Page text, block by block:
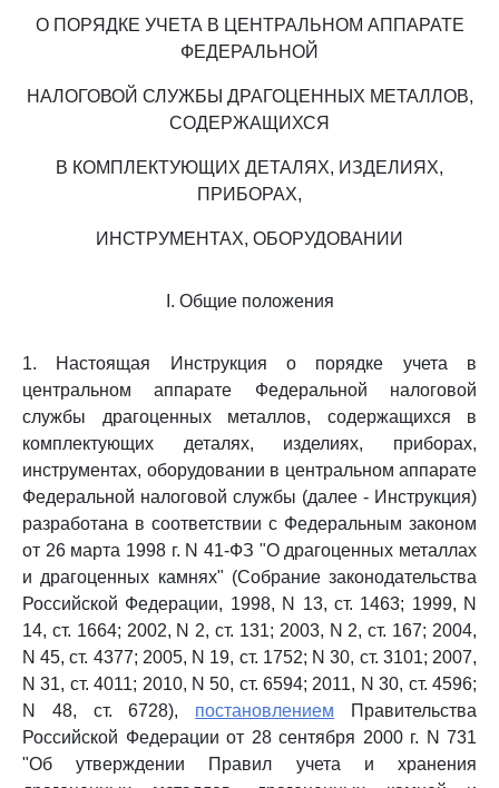
О ПОРЯДКЕ УЧЕТА В ЦЕНТРАЛЬНОМ АППАРАТЕ
ФЕДЕРАЛЬНОЙ
НАЛОГОВОЙ СЛУЖБЫ ДРАГОЦЕННЫХ МЕТАЛЛОВ,
СОДЕРЖАЩИХСЯ
В КОМПЛЕКТУЮЩИХ ДЕТАЛЯХ, ИЗДЕЛИЯХ,
ПРИБОРАХ,
ИНСТРУМЕНТАХ, ОБОРУДОВАНИИ
I. Общие положения
1. Настоящая Инструкция о порядке учета в
центральном аппарате Федеральной налоговой
службы драгоценных металлов, содержащихся в
комплектующих деталях, изделиях, приборах,
инструментах, оборудовании в центральном аппарате
Федеральной налоговой службы (далее - Инструкция)
разработана в соответствии с Федеральным законом
от 26 марта 1998 г. N 41-ФЗ "О драгоценных металлах
и драгоценных камнях" (Собрание законодательства
Российской Федерации, 1998, N 13, ст. 1463; 1999, N
14, ст. 1664; 2002, N 2, ст. 131; 2003, N 2, ст. 167; 2004,
N 45, ст. 4377; 2005, N 19, ст. 1752; N 30, ст. 3101; 2007,
N 31, ст. 4011; 2010, N 50, ст. 6594; 2011, N 30, ст. 4596;
N 48, ст. 6728), постановлением Правительства
Российской Федерации от 28 сентября 2000 г. N 731
"Об утверждении Правил учета и хранения